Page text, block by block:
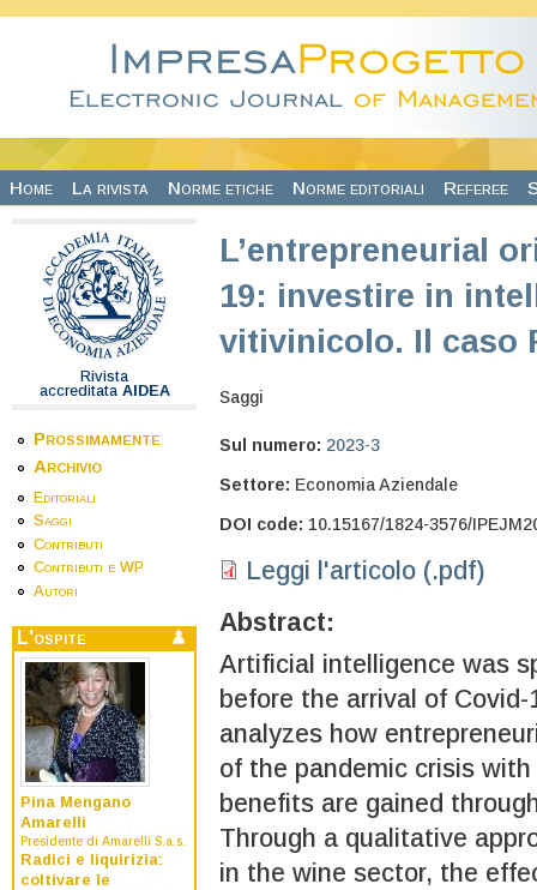
Home La rivista Norme etiche Norme editoriali Referee
Rivista
accreditata AIDEA
Prossimamente
Archivio
Editoriali
Saggi
Contributi
Contributi e WP
Autori
L'ospite
Pina Mengano
Amarelli
Presidente di Amarelli S.a.s.
Radici e liquirizia:
coltivare le
L’entrepreneurial
19: investire in
vitivinicolo. Il caso
Saggi
Sul numero: 2023-3
Settore: Economia Aziendale
DOI code: 10.15167/1824-3576/
Leggi l'articolo (.pdf)
Abstract:
Artificial intelligence was
before the arrival of
analyzes how
of the pandemic crisis
benefits are gained
Through a qualitative
in the wine sector, the